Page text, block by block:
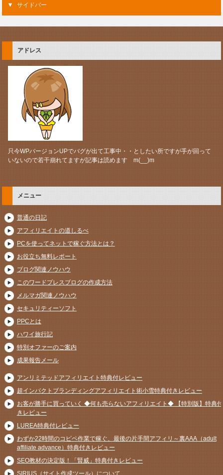
サイドバー
アドレス
只今WPバージョンUPでバグが出て工事中・・としたい所ですが手が回って
いないので若干崩れてますが記事は読めます m(__)m
メニュー
普通の日記
アフィリエイトの道しるべ
PCを使ってネットで稼ぐ方法とは？
お役立ち無料レポート
ブログ関連ノウハウ
このワードプレスブログの作成方法
メルマガ関連ノウハウ
セキュリティーソフト
PPCとは
ハワイ旅行記
特別オファーのご案内
成果報告メール
アンリミテッドアフィリエイト特典付レビュー
超インパクトブランディングアフィリエイト術小雪特典付きレビュー
お客が勝手に買っていく ◆何も売らないアフィリエイト◆ 【特別版】特典付
きレビュー
LUREA特典付レビュー
わずか22時間のコピペ作業で稼ぐ、最後の片手間アフィリ～裏AAA（adult
affiliate advance）特典付きレビュー
SEO教材の決定版！「賢威」特典付きレビュー
SIRIUS（サイト作成ツール）について